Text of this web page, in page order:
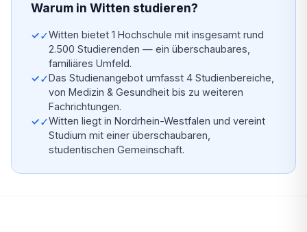
Warum in Witten studieren?
✓Witten bietet 1 Hochschule mit insgesamt rund
2.500 Studierenden — ein überschaubares,
familiäres Umfeld.
✓Das Studienangebot umfasst 4 Studienbereiche,
von Medizin & Gesundheit bis zu weiteren
Fachrichtungen.
✓Witten liegt in Nordrhein-Westfalen und vereint
Studium mit einer überschaubaren,
studentischen Gemeinschaft.